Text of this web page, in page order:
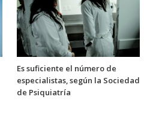
Es suficiente el número de
especialistas, según la Sociedad
de Psiquiatría